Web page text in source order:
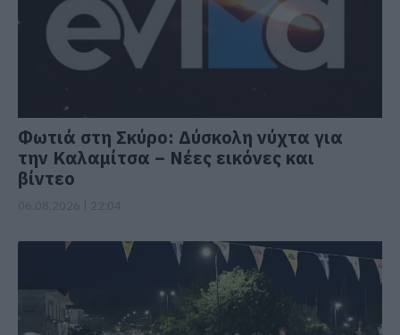
Φωτιά στη Σκύρο: Δύσκολη νύχτα για
την Καλαμίτσα – Νέες εικόνες και
βίντεο